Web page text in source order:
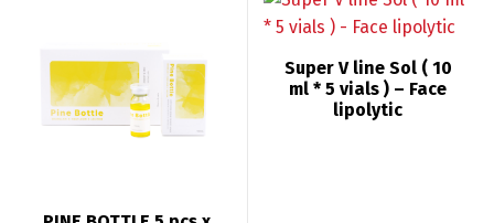
Super V line Sol ( 10
ml * 5 vials ) – Face
lipolytic